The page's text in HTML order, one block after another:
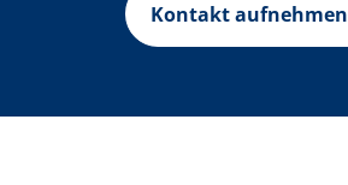
Kontakt aufnehmen